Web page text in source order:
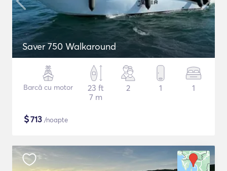
Saver 750 Walkaround
Barcă cu motor
23 ft
7 m
2 1 1
$713 /noapte